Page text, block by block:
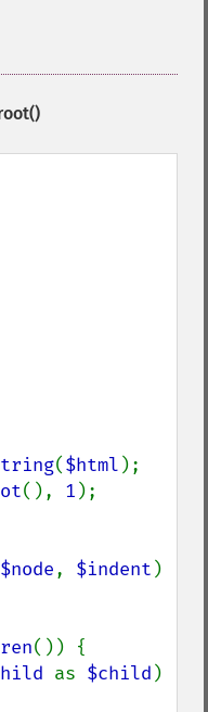
($html );
(), 1 );
$node, $indent )
()) {
as $child )